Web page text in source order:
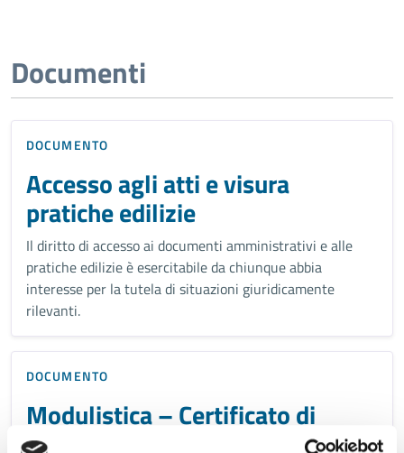
Documenti
DOCUMENTO
Accesso agli atti e visura
pratiche edilizie
Il diritto di accesso ai documenti amministrativi e alle
pratiche edilizie è esercitabile da chiunque abbia
interesse per la tutela di situazioni giuridicamente
rilevanti.
DOCUMENTO
Modulistica – Certificato di
destinazione urbanistica